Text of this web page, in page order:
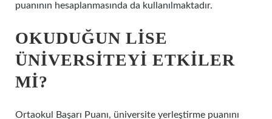
puanının hesaplanmasında da kullanılmaktadır.
OKUDUĞUN LISE
ÜNIVERSITEYI ETKILER
MI?
Ortaokul Başarı Puanı, üniversite yerleştirme puanını